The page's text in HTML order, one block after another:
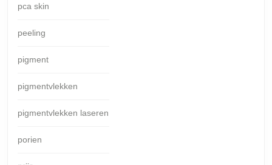
pca skin
peeling
pigment
pigmentvlekken
pigmentvlekken laseren
porien